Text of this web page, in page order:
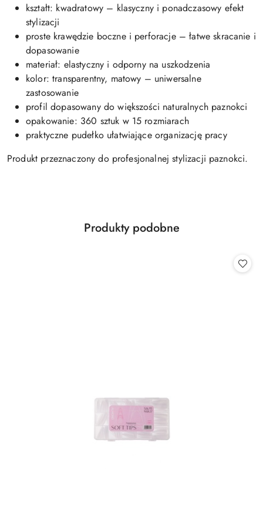
kształt: kwadratowy – klasyczny i ponadczasowy efekt
stylizacji
proste krawędzie boczne i perforacje – łatwe skracanie i
dopasowanie
materiał: elastyczny i odporny na uszkodzenia
kolor: transparentny, matowy – uniwersalne
zastosowanie
profil dopasowany do większości naturalnych paznokci
opakowanie: 360 sztuk w 15 rozmiarach
praktyczne pudełko ułatwiające organizację pracy
Produkt przeznaczony do profesjonalnej stylizacji paznokci.
Pomiń karuzelę produktów
Produkty
Produkty podobne